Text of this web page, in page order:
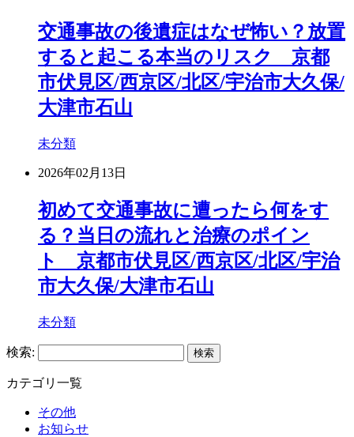
交通事故の後遺症はなぜ怖い？放置
すると起こる本当のリスク 京都
市伏見区/西京区/北区/宇治市大久保/
大津市石山
未分類
2026年02月13日
初めて交通事故に遭ったら何をす
る？当日の流れと治療のポイン
ト 京都市伏見区/西京区/北区/宇治
市大久保/大津市石山
未分類
検索:
カテゴリ一覧
その他
お知らせ